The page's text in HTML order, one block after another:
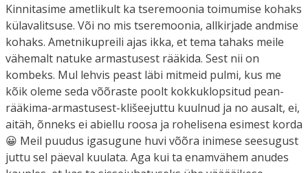
Kinnitasime ametlikult ka tseremoonia toimumise kohaks
külavalitsuse. Või no mis tseremoonia, allkirjade andmise
kohaks. Ametnikupreili ajas ikka, et tema tahaks meile
vähemalt natuke armastusest rääkida. Sest nii on
kombeks. Mul lehvis peast läbi mitmeid pulmi, kus me
kõik oleme seda võõraste poolt kokkuklopsitud pean-
rääkima-armastusest-klišeejuttu kuulnud ja no ausalt, ei,
aitäh, õnneks ei abiellu roosa ja rohelisena esimest korda
😀 Meil puudus igasugune huvi võõra inimese seesugust
juttu sel päeval kuulata. Aga kui ta enamvähem anudes